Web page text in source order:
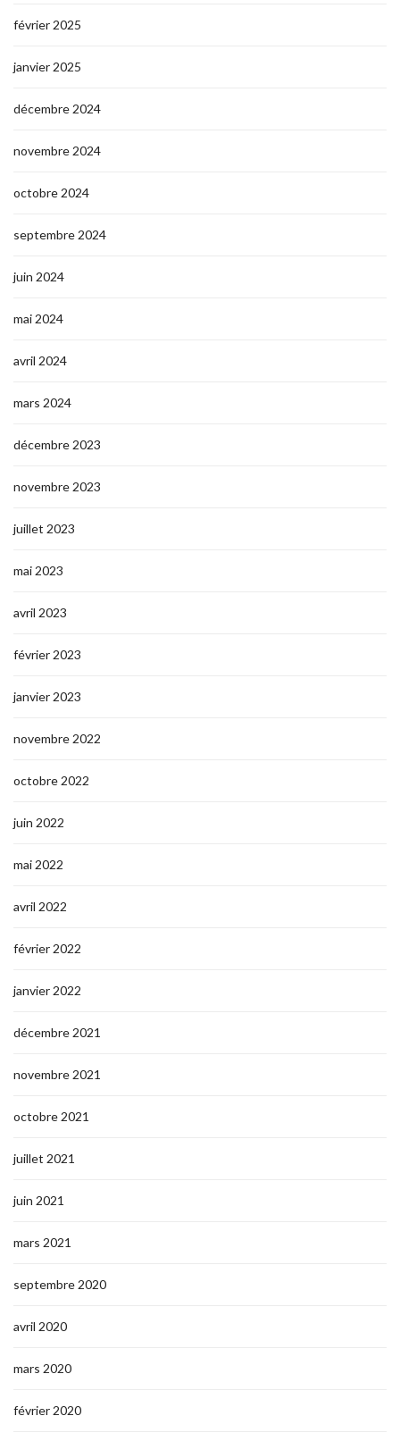
février 2025
janvier 2025
décembre 2024
novembre 2024
octobre 2024
septembre 2024
juin 2024
mai 2024
avril 2024
mars 2024
décembre 2023
novembre 2023
juillet 2023
mai 2023
avril 2023
février 2023
janvier 2023
novembre 2022
octobre 2022
juin 2022
mai 2022
avril 2022
février 2022
janvier 2022
décembre 2021
novembre 2021
octobre 2021
juillet 2021
juin 2021
mars 2021
septembre 2020
avril 2020
mars 2020
février 2020